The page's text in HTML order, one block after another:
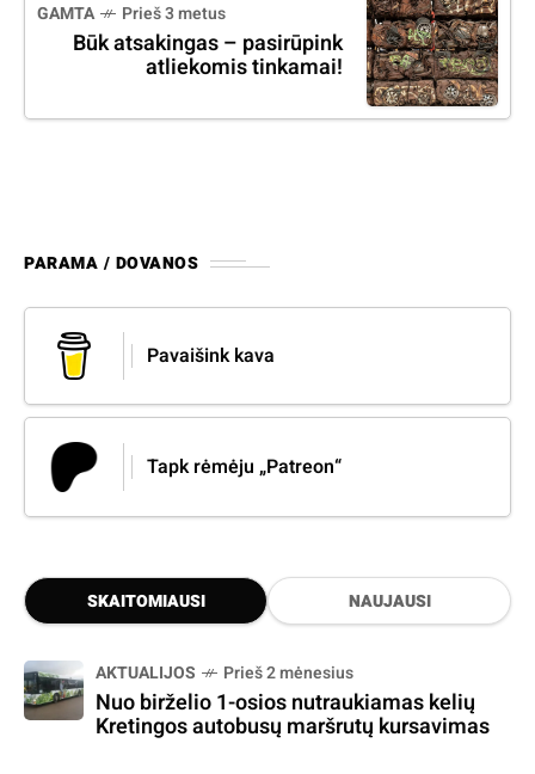
GAMTA Prieš 3 metus
Būk atsakingas – pasirūpink
atliekomis tinkamai!
PARAMA / DOVANOS
Pavaišink kava
Tapk rėmėju „Patreon“
SKAITOMIAUSI NAUJAUSI
AKTUALIJOS Prieš 2 mėnesius
Nuo birželio 1-osios nutraukiamas kelių
Kretingos autobusų maršrutų kursavimas